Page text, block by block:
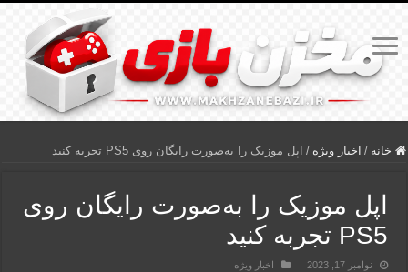
خانه / اخبار ویژه / اپل موزیک را به‌صورت رایگان روی PS5 تجربه کنید
اپل موزیک را به‌صورت رایگان روی
PS5 تجربه کنید
نوامبر 17, 2023 اخبار ویژه